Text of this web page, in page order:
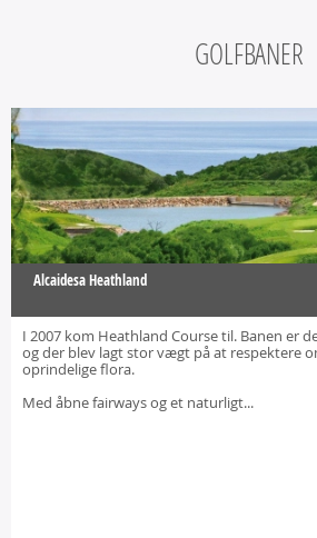
GOLFBANER
Alcaidesa Heathland
I 2007 kom Heathland Course til. Banen er
og der blev lagt stor vægt på at respektere
oprindelige flora.
Med åbne fairways og et naturligt...